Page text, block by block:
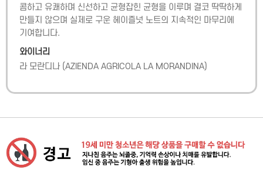
콤하고 유쾌하며 신선하고 균형잡힌 균형을 이루며 결코 딱딱하게
만들지 않으며 실제로 구운 헤이즐넛 노트의 지속적인 마무리에
기여합니다.
와이너리
라 모란디나 (AZIENDA AGRICOLA LA MORANDINA)